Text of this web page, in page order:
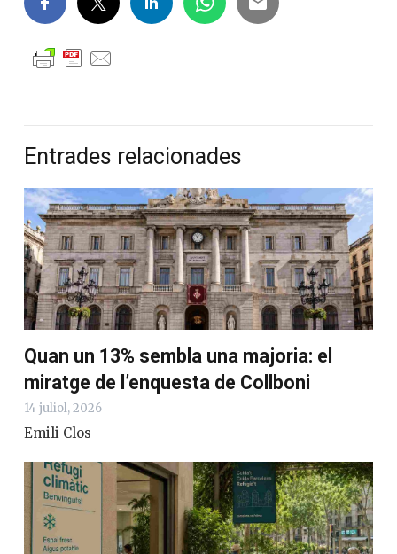
Entrades relacionades
Quan un 13% sembla una majoria: el
miratge de l’enquesta de Collboni
14 juliol, 2026
Emili Clos